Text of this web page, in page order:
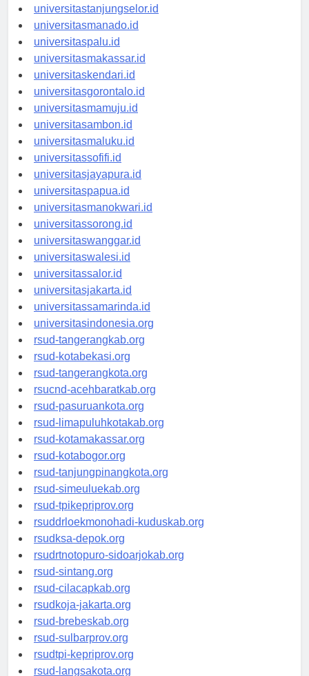
universitasbanjarbaru.id
universitastanjungselor.id
universitasmanado.id
universitaspalu.id
universitasmakassar.id
universitaskendari.id
universitasgorontalo.id
universitasmamuju.id
universitasambon.id
universitasmaluku.id
universitassofifi.id
universitasjayapura.id
universitaspapua.id
universitasmanokwari.id
universitassorong.id
universitaswanggar.id
universitaswalesi.id
universitassalor.id
universitasjakarta.id
universitassamarinda.id
universitasindonesia.org
rsud-tangerangkab.org
rsud-kotabekasi.org
rsud-tangerangkota.org
rsucnd-acehbaratkab.org
rsud-pasuruankota.org
rsud-limapuluhkotakab.org
rsud-kotamakassar.org
rsud-kotabogor.org
rsud-tanjungpinangkota.org
rsud-simeuluekab.org
rsud-tpikepriprov.org
rsuddrloekmonohadi-kuduskab.org
rsudksa-depok.org
rsudrtnotopuro-sidoarjokab.org
rsud-sintang.org
rsud-cilacapkab.org
rsudkoja-jakarta.org
rsud-brebeskab.org
rsud-sulbarprov.org
rsudtpi-kepriprov.org